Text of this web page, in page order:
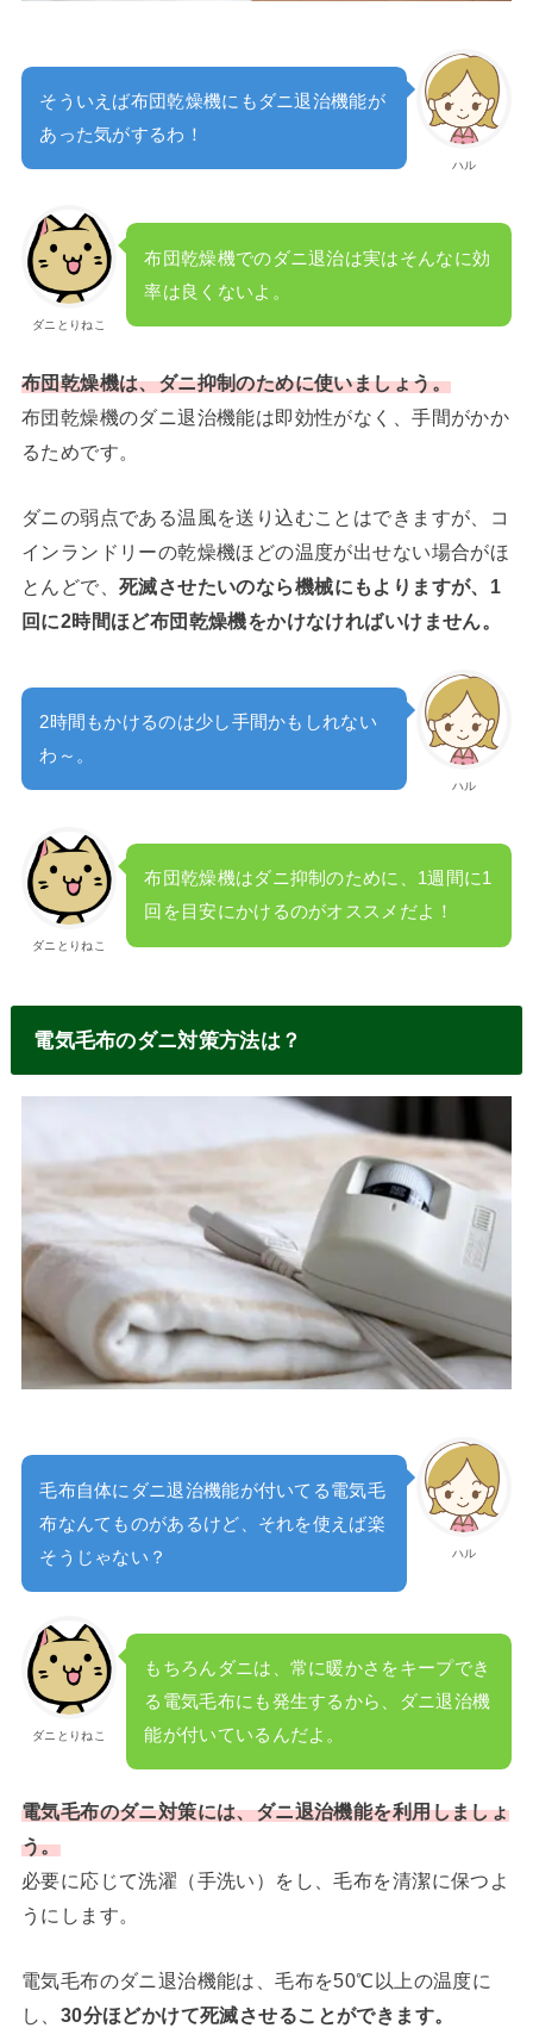
ハル
そういえば布団乾燥機にもダニ退治機能が
あった気がするわ！
ダニとりねこ
布団乾燥機でのダニ退治は実はそんなに効
率は良くないよ。
布団乾燥機は、ダニ抑制のために使いましょう。
布団乾燥機のダニ退治機能は即効性がなく、手間がかか
るためです。
ダニの弱点である温風を送り込むことはできますが、コ
インランドリーの乾燥機ほどの温度が出せない場合がほ
とんどで、 死滅させたいのなら機械にもよりますが、1
回に2時間ほど布団乾燥機をかけなければいけません。
ハル
2時間もかけるのは少し手間かもしれない
わ～。
ダニとりねこ
布団乾燥機はダニ抑制のために、1週間に1
回を目安にかけるのがオススメだよ！
電気毛布のダニ対策方法は？
ハル
毛布自体にダニ退治機能が付いてる電気毛
布なんてものがあるけど、それを使えば楽
そうじゃない？
ダニとりねこ
もちろんダニは、常に暖かさをキープでき
る電気毛布にも発生するから、ダニ退治機
能が付いているんだよ。
電気毛布のダニ対策には、ダニ退治機能を利用しましょ
う。
必要に応じて洗濯（手洗い）をし、毛布を清潔に保つよ
うにします。
電気毛布のダニ退治機能は、毛布を50℃以上の温度に
し、 30分ほどかけて死滅させることができます。